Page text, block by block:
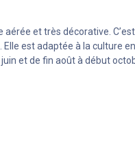
et très décorative.
Elle est adaptée à la culture
et de fin août à début